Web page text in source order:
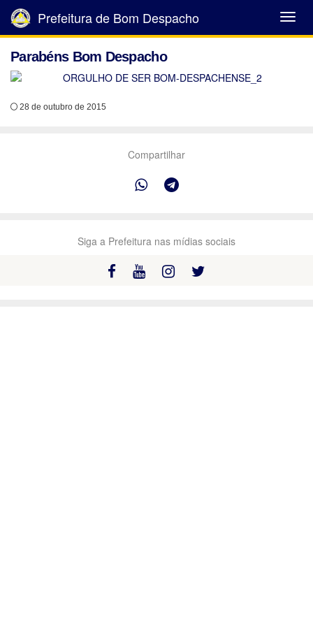
Abrir
Menu
Prefeitura de Bom Despacho
Parabéns Bom Despacho
28 de outubro de 2015
Compartilhar
Siga a Prefeitura nas mídias sociais